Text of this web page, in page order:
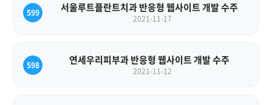
599 서울루트플란트치과 반응형 웹사이트 개발 수주
2021-11-17
598 연세우리피부과 반응형 웹사이트 개발 수주
2021-11-12